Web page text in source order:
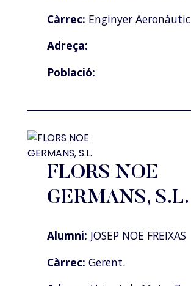
Càrrec: Enginyer Aeronàutic
Adreça:
Població:
FLORS NOE
GERMANS, S.L.
Alumni: JOSEP NOE FREIXAS
Càrrec: Gerent.